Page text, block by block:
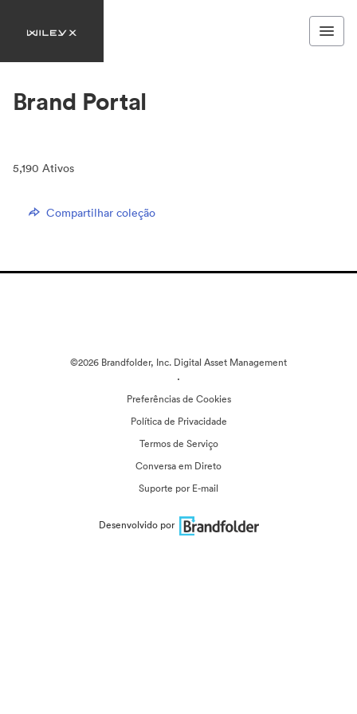
Brand Portal
5,190 Ativos
Compartilhar coleção
©2026 Brandfolder, Inc. Digital Asset Management
·
Preferências de Cookies
Política de Privacidade
Termos de Serviço
Conversa em Direto
Suporte por E-mail
Desenvolvido por